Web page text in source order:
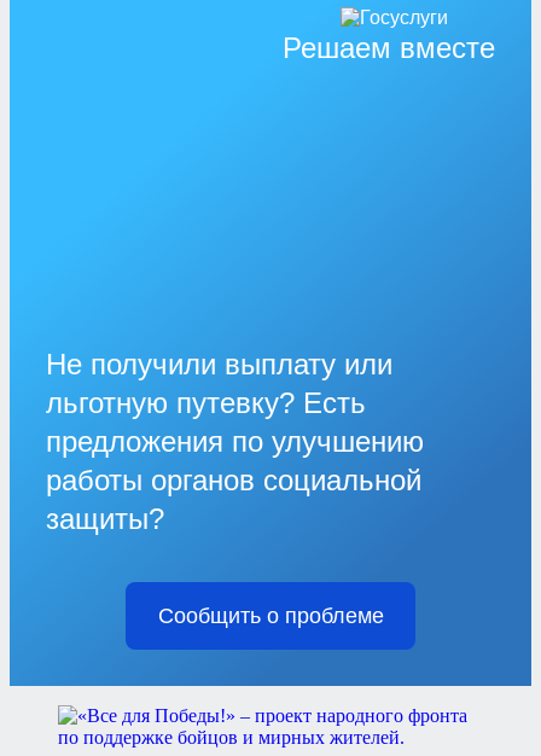
Решаем вместе
Не получили выплату или
льготную путевку? Есть
предложения по улучшению
работы органов социальной
защиты?
Сообщить о проблеме